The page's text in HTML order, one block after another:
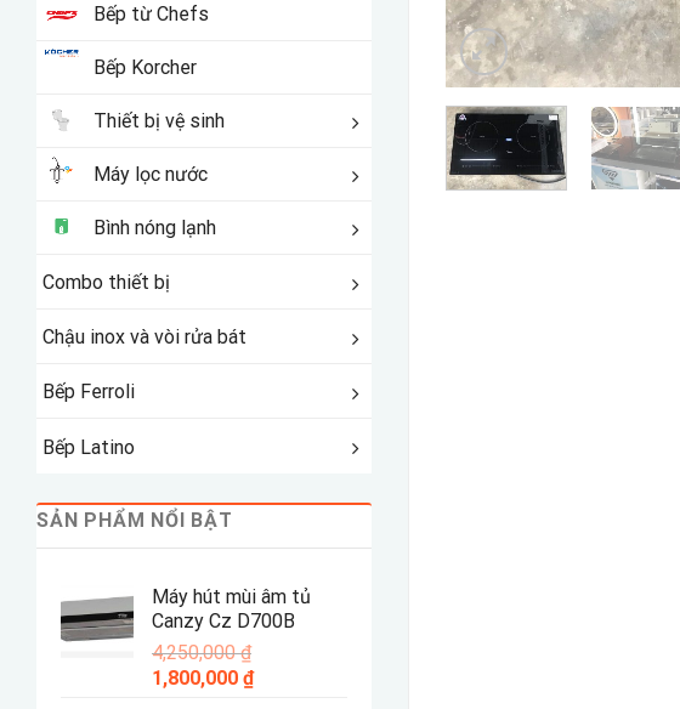
Bếp từ Chefs
Bếp Korcher
Thiết bị vệ sinh
Máy lọc nước
Bình nóng lạnh
Combo thiết bị
Chậu inox và vòi rửa bát
Bếp Ferroli
Bếp Latino
SẢN PHẨM NỔI BẬT
Máy hút mùi âm tủ
Canzy Cz D700B
4,250,000₫
Giá
1,800,000 ₫Giá